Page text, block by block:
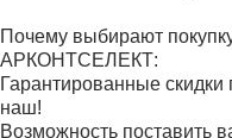
Почему выбирают
АРКОНТСЕЛЕКТ:
Гарантированные
наш!
Возможность